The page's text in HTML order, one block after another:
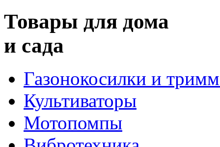
Товары для дома
и сада
Газонокосилки и
Культиваторы
Мотопомпы